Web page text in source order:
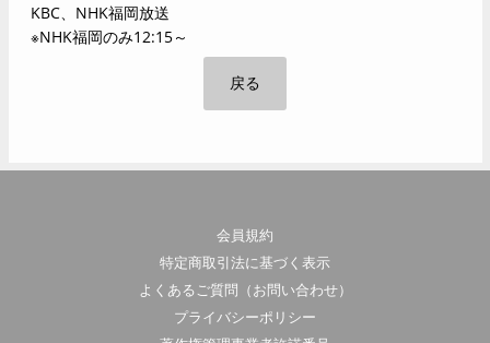
KBC、NHK福岡放送
※NHK福岡のみ12:15～
戻る
会員規約
特定商取引法に基づく表示
よくあるご質問（お問い合わせ）
プライバシーポリシー